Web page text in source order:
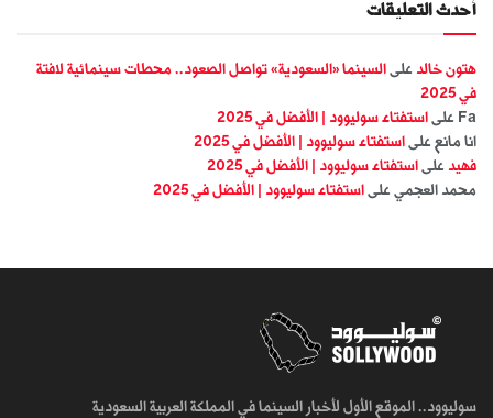
أحدث التعليقات
هتون خالد على السينما «السعودية» تواصل الصعود.. محطات سينمائية لافتة
في 2025
Fa على استفتاء سوليوود | الأفضل في 2025
انا مانع على استفتاء سوليوود | الأفضل في 2025
فهيد على استفتاء سوليوود | الأفضل في 2025
محمد العجمي على استفتاء سوليوود | الأفضل في 2025
سوليوود.. الموقع الأول لأخبار السينما في المملكة العربية السعودية